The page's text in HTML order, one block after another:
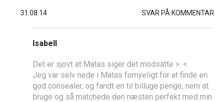
31.08.14 SVAR PÅ KOMMENTAR
Isabell
Det er sjovt at Matas siger det modsatte >. <
Jeg var selv nede i Matas fornyeligt for at finde en
god consealer, og fandt en til billuge penge, nem at
bruge og så matchede den næsten perfekt med min